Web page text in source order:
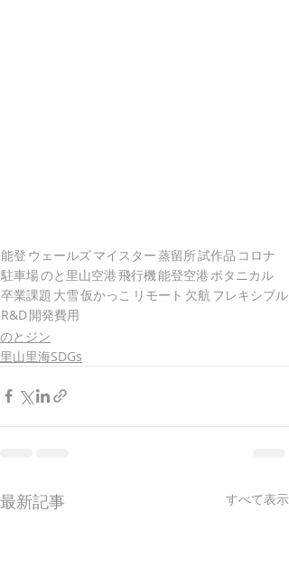
能登 ウェールズマイスター蒸留所試作品 コロナ
駐車場のと里山空港飛行機能登空港ボタニカル
卒業課題 大雪仮かっこ リモート 欠航フレキシブル
R&D開発費用
のとジン
里山里海SDGs
最新記事 すべて表示